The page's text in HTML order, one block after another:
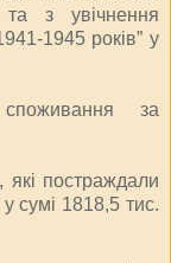
та з увічнення
1945 років” у
за
які постраждали
сумі 1818,5 тис.